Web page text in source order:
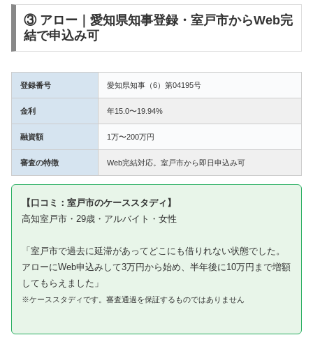
③ アロー｜愛知県知事登録・室戸市からWeb完
結で申込み可
登録番号 愛知県知事（6）第04195号
金利 年15.0〜19.94%
融資額 1万〜200万円
審査の特徴 Web完結対応。室戸市から即日申込み可
【口コミ：室戸市のケーススタディ】
高知室戸市・29歳・アルバイト・女性
「室戸市で過去に延滞があってどこにも借りれない状態でした。
アローにWeb申込みして3万円から始め、半年後に10万円まで増額
してもらえました」
※ケーススタディです。審査通過を保証するものではありません